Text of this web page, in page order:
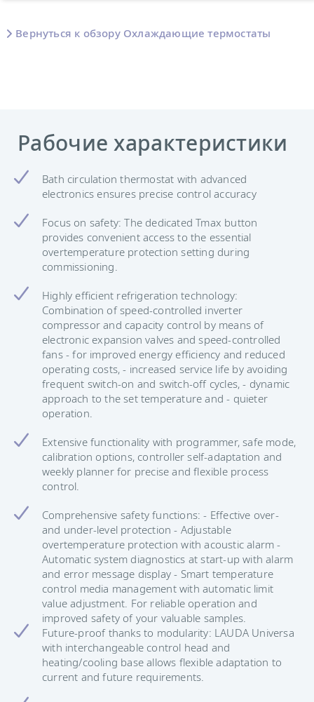
Вернуться к обзору Охлаждающие термостаты
Рабочие характеристики
Bath circulation thermostat with advanced
electronics ensures precise control accuracy
Focus on safety: The dedicated Tmax button
provides convenient access to the essential
overtemperature protection setting during
commissioning.
Highly efficient refrigeration technology:
Combination of speed-controlled inverter
compressor and capacity control by means of
electronic expansion valves and speed-controlled
fans - for improved energy efficiency and reduced
operating costs, - increased service life by avoiding
frequent switch-on and switch-off cycles, - dynamic
approach to the set temperature and - quieter
operation.
Extensive functionality with programmer, safe mode,
calibration options, controller self-adaptation and
weekly planner for precise and flexible process
control.
Comprehensive safety functions: - Effective over-
and under-level protection - Adjustable
overtemperature protection with acoustic alarm -
Automatic system diagnostics at start-up with alarm
and error message display - Smart temperature
control media management with automatic limit
value adjustment. For reliable operation and
improved safety of your valuable samples.
Future-proof thanks to modularity: LAUDA Universa
with interchangeable control head and
heating/cooling base allows flexible adaptation to
current and future requirements.